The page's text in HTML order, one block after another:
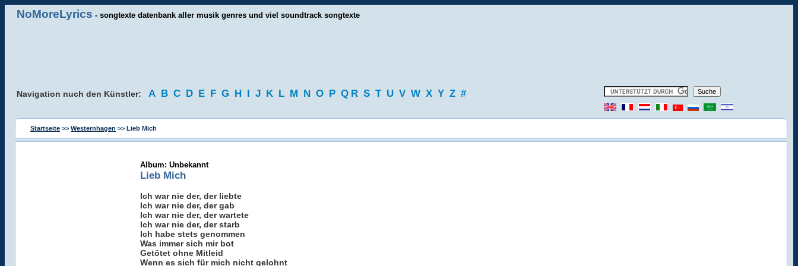
NoMoreLyrics - songtexte datenbank aller musik genres und viel soundtrack songtexte
Navigation nuch den Künstler: A B C D E F G H I J K L M N O P Q R S T U V W X Y Z #
Startseite >> Westernhagen >> Lieb Mich
Album: Unbekannt
Lieb Mich
Ich war nie der, der liebte
Ich war nie der, der gab
Ich war nie der, der wartete
Ich war nie der, der starb
Ich habe stets genommen
Was immer sich mir bot
Getötet ohne Mitleid
Wenn es sich für mich nicht gelohnt